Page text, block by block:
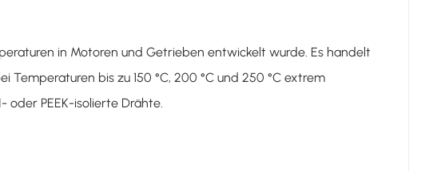
in Motoren und Getrieben entwickelt wurde. Es handelt
bis zu 150 °C, 200 °C und 250 °C extrem
oder PEEK-isolierte Drähte.